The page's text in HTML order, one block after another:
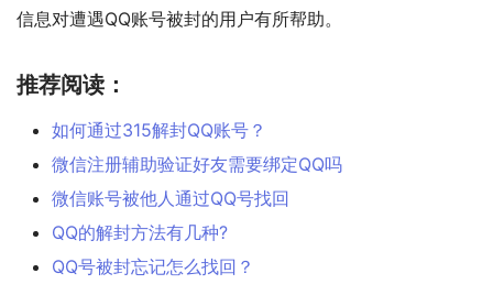
信息对遭遇QQ账号被封的用户有所帮助。
推荐阅读：
如何通过315解封QQ账号？
微信注册辅助验证好友需要绑定QQ吗
微信账号被他人通过QQ号找回
QQ的解封方法有几种?
QQ号被封忘记怎么找回？